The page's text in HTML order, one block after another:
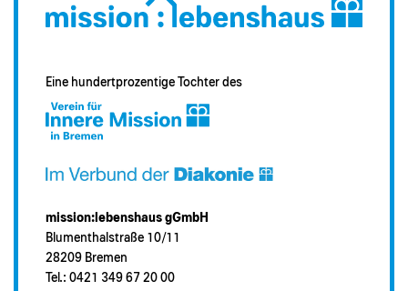
Eine hundertprozentige Tochter des
mission:lebenshaus gGmbH
Blumenthalstraße 10/11
28209 Bremen
Tel.: 0421 349 67 20 00